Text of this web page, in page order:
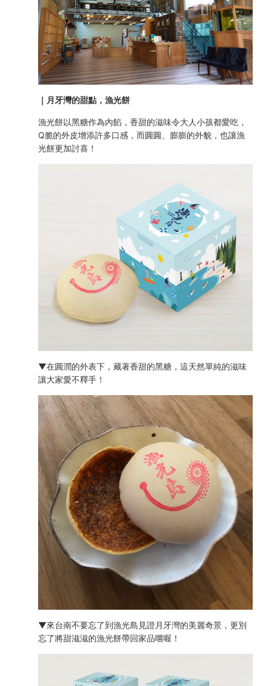
｜月牙灣的甜點，漁光餅
漁光餅以黑糖作為內餡，香甜的滋味令大人小孩都愛吃，
Q脆的外皮增添許多口感，而圓圓、膨膨的外貌，也讓漁
光餅更加討喜！
▼在圓潤的外表下，藏著香甜的黑糖，這天然單純的滋味
讓大家愛不釋手！
▼來台南不要忘了到漁光島見證月牙灣的美麗奇景，更別
忘了將甜滋滋的漁光餅帶回家品嚐喔！